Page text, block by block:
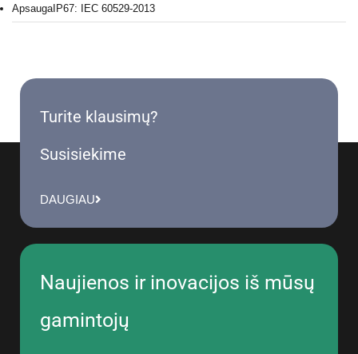
ApsaugaIP67: IEC 60529-2013
Turite klausimų?
Susisiekime
DAUGIAU
Naujienos ir inovacijos iš mūsų
gamintojų